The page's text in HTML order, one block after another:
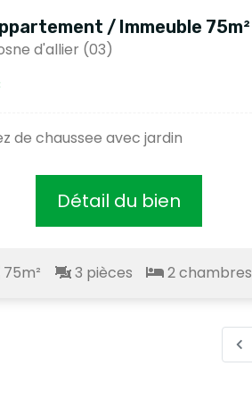
/ Immeuble 75m²
d'allier (03)
de chaussee avec jardin
Détail du bien
75m² 3 pièces 2 chambres